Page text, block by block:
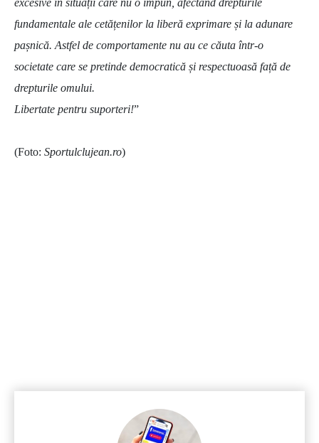
excesive în situații care nu o impun, afectând drepturile
fundamentale ale cetățenilor la liberă exprimare și la adunare
pașnică. Astfel de comportamente nu au ce căuta într-o
societate care se pretinde democratică și respectuoasă față de
drepturile omului.
Libertate pentru suporteri!”
(Foto: Sportulclujean.ro)